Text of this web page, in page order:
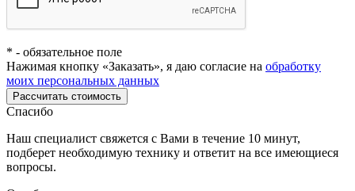
* - обязательное поле
Нажимая кнопку «Заказать», я даю согласие на обработку
моих персональных данных
Рассчитать стоимость
Спасибо
Наш специалист свяжется с Вами в течение 10 минут,
подберет необходимую технику и ответит на все имеющиеся
вопросы.